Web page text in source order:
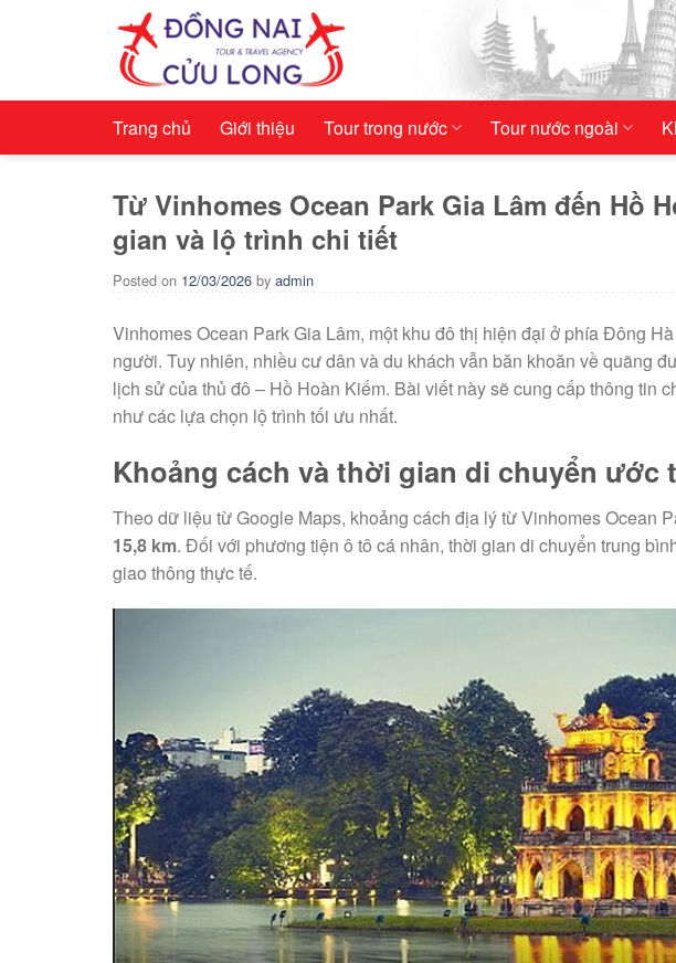
Trang chủ Giới thiệu Tour trong nước Tour nước ngoài
Từ Vinhomes Ocean Park Gia Lâm đến Hồ
gian và lộ trình chi tiết
Posted on 12/03/2026 by admin
Vinhomes Ocean Park Gia Lâm, một khu đô thị hiện đại ở phía Đông
người. Tuy nhiên, nhiều cư dân và du khách vẫn băn khoăn về quãng
lịch sử của thủ đô – Hồ Hoàn Kiếm. Bài viết này sẽ cung cấp thông tin
như các lựa chọn lộ trình tối ưu nhất.
Khoảng cách và thời gian di chuyển ước
Theo dữ liệu từ Google Maps, khoảng cách địa lý từ Vinhomes Ocean
15,8 km. Đối với phương tiện ô tô cá nhân, thời gian di chuyển trung
giao thông thực tế.